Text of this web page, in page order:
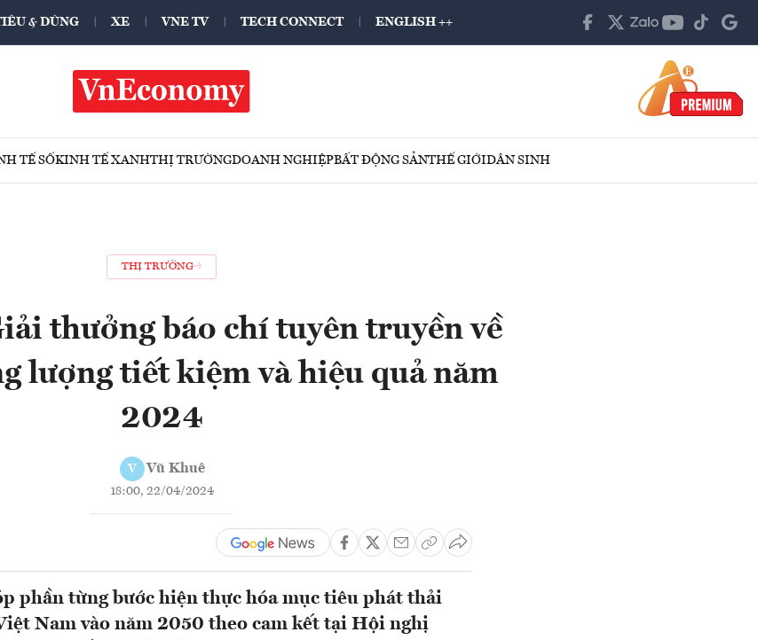
& DÙNG XE VNE TV TECH CONNECT ENGLISH ++
TẾ SỐKINH TẾ XANHTHỊ TRƯỜNGDOANH NGHIỆPBẤT ĐỘNG SẢNTHẾ GIỚIDÂN SINH
THỊ TRƯỜNG
thưởng báo chí tuyên truyền về
lượng tiết kiệm và hiệu quả năm
2024
V Vũ Khuê
18:00, 22/04/2024
phần từng bước hiện thực hóa mục tiêu phát thải
Nam vào năm 2050 theo cam kết tại Hội nghị